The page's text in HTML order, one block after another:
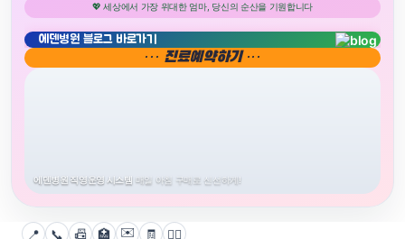
💖 세상에서 가장 위대한 엄마, 당신의 순산을 기원합니다
에덴병원 블로그 바로가기
··· 진료예약하기 ···
에덴병원 직영운영 시스템 매일 아침 구매로 신선하게!
📍 📞 📠 🏥 ✉️ 🧾 👨‍⚕️